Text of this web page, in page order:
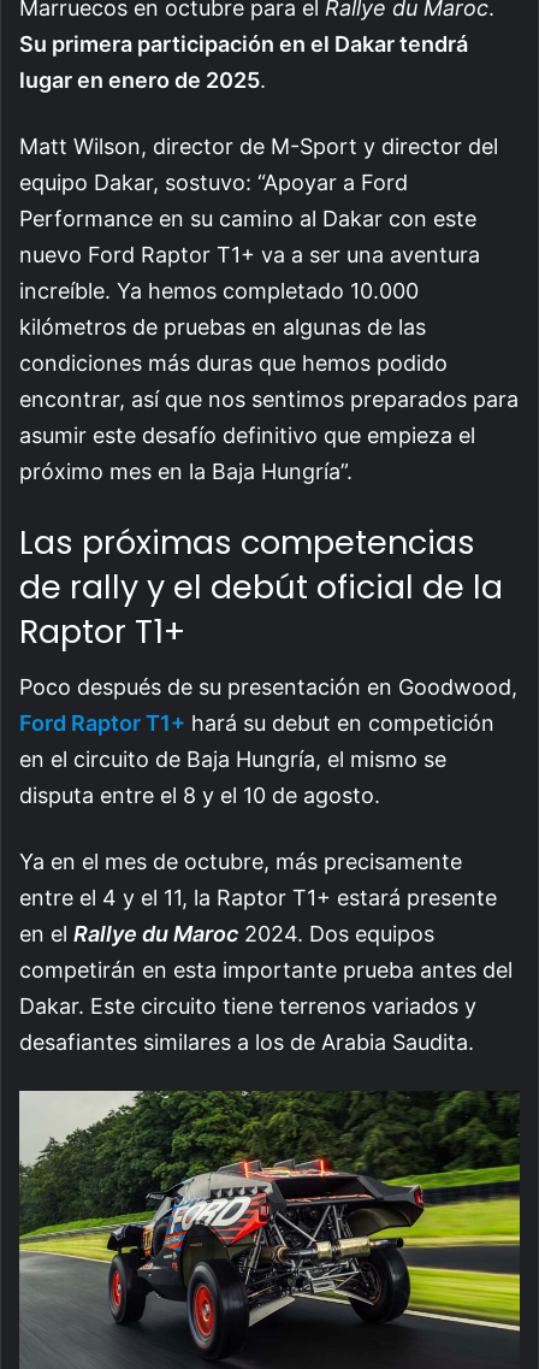
Marruecos en octubre para el Rallye du Maroc.
Su primera participación en el Dakar tendrá
lugar en enero de 2025.
Matt Wilson, director de M-Sport y director del
equipo Dakar, sostuvo: “Apoyar a Ford
Performance en su camino al Dakar con este
nuevo Ford Raptor T1+ va a ser una aventura
increíble. Ya hemos completado 10.000
kilómetros de pruebas en algunas de las
condiciones más duras que hemos podido
encontrar, así que nos sentimos preparados para
asumir este desafío definitivo que empieza el
próximo mes en la Baja Hungría”.
Las próximas competencias
de rally y el debút oficial de la
Raptor T1+
Poco después de su presentación en Goodwood,
Ford Raptor T1+ hará su debut en competición
en el circuito de Baja Hungría, el mismo se
disputa entre el 8 y el 10 de agosto.
Ya en el mes de octubre, más precisamente
entre el 4 y el 11, la Raptor T1+ estará presente
en el Rallye du Maroc 2024. Dos equipos
competirán en esta importante prueba antes del
Dakar. Este circuito tiene terrenos variados y
desafiantes similares a los de Arabia Saudita.